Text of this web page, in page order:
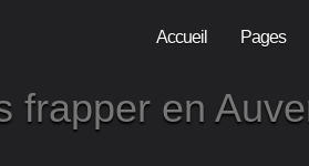
Accueil Pages
frapper en